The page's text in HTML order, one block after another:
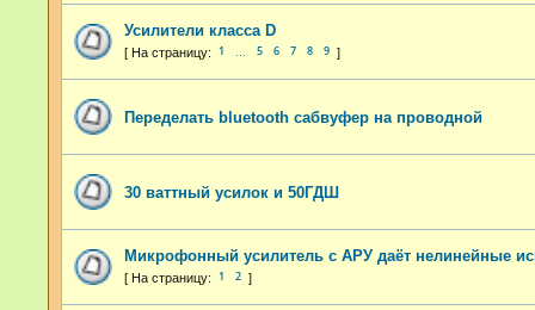
Усилители класса D
1 5 6 7 8 9
Переделать bluetooth сабвуфер на проводной
30 ваттный усилок и 50ГДШ
Микрофонный усилитель с АРУ даёт нелинейные
1 2